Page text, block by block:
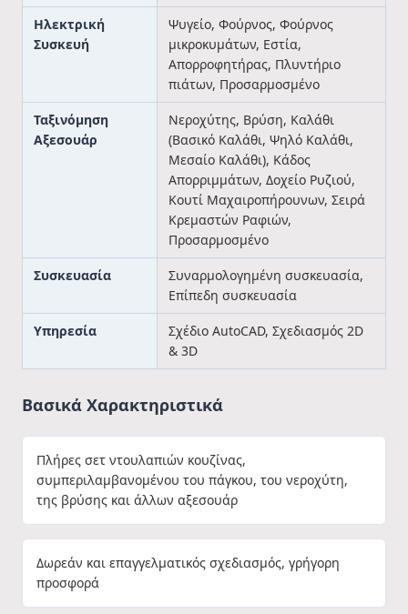
Ηλεκτρική
Συσκευή
Ψυγείο, Φούρνος, Φούρνος
μικροκυμάτων, Εστία,
Απορροφητήρας, Πλυντήριο
πιάτων, Προσαρμοσμένο
Ταξινόμηση
Αξεσουάρ
Νεροχύτης, Βρύση, Καλάθι
(Βασικό Καλάθι, Ψηλό Καλάθι,
Μεσαίο Καλάθι), Κάδος
Απορριμμάτων, Δοχείο Ρυζιού,
Κουτί Μαχαιροπήρουνων, Σειρά
Κρεμαστών Ραφιών,
Προσαρμοσμένο
Συσκευασία
Συναρμολογημένη συσκευασία,
Επίπεδη συσκευασία
Υπηρεσία
Σχέδιο AutoCAD, Σχεδιασμός 2D
& 3D
Βασικά Χαρακτηριστικά
Πλήρες σετ ντουλαπιών κουζίνας,
συμπεριλαμβανομένου του πάγκου, του νεροχύτη,
της βρύσης και άλλων αξεσουάρ
Δωρεάν και επαγγελματικός σχεδιασμός, γρήγορη
προσφορά